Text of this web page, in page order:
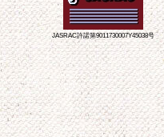
JASRAC許諾第9011730007Y45038号